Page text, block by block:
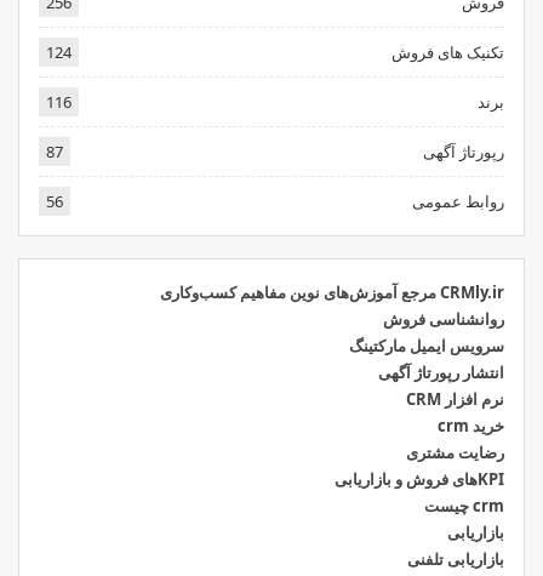
تکنیک های فروش 124
برند 116
رپورتاژ آگهی 87
روابط عمومی 56
CRMly.ir مرجع آموزش‌های نوین مفاهیم کسب‌وکاری
روانشناسی فروش
سرویس ایمیل مارکتینگ
انتشار رپورتاژ آگهی
نرم افزار CRM
خرید crm
رضایت مشتری
KPIهای فروش و بازاریابی
crm چیست
بازاریابی
بازاریابی تلفنی